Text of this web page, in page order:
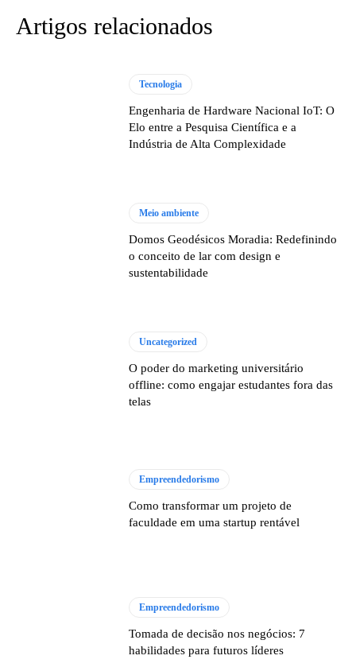
Artigos relacionados
Tecnologia
Engenharia de Hardware Nacional IoT: O
Elo entre a Pesquisa Científica e a
Indústria de Alta Complexidade
Meio ambiente
Domos Geodésicos Moradia: Redefinindo
o conceito de lar com design e
sustentabilidade
Uncategorized
O poder do marketing universitário
offline: como engajar estudantes fora das
telas
Empreendedorismo
Como transformar um projeto de
faculdade em uma startup rentável
Empreendedorismo
Tomada de decisão nos negócios: 7
habilidades para futuros líderes